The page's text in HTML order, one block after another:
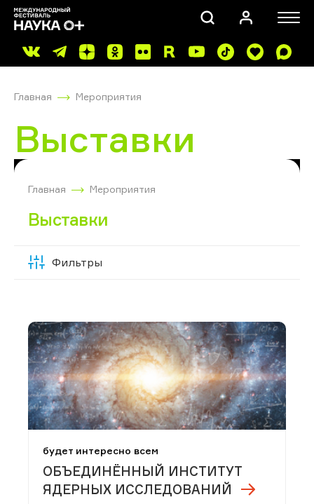
Главная Мероприятия
Выставки
Главная Мероприятия
Выставки
Фильтры
будет интересно всем
ОБЪЕДИНЁННЫЙ ИНСТИТУТ
ЯДЕРНЫХ ИССЛЕДОВАНИЙ